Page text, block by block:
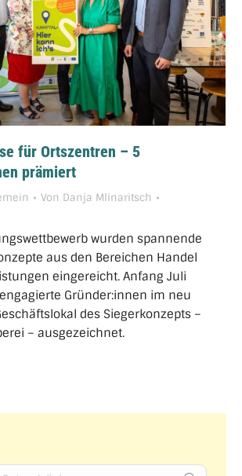
für Ortszentren – 5
prämiert
Von Danja Mlinaritsch
wurden spannende
aus den Bereichen Handel
eingereicht. Anfang Juli
Gründer:innen im neu
des Siegerkonzepts –
– ausgezeichnet.